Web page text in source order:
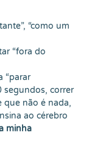
“como um
“fora do
“parar
segundos, correr
que não é nada,
ao cérebro
minha